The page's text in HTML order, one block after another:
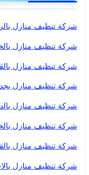
شركة تنظيف منازل
شركة تنظيف منازل
شركة تنظيف منازل
شركة تنظيف منازل
شركة تنظيف منازل
شركة تنظيف منازل
شركة تنظيف منازل
شركة تنظيف منازل